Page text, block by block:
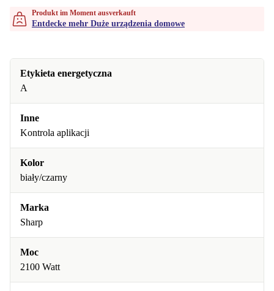
Produkt im Moment ausverkauft
Entdecke mehr Duże urządzenia domowe
Etykieta energetyczna
A
Inne
Kontrola aplikacji
Kolor
biały/czarny
Marka
Sharp
Moc
2100 Watt